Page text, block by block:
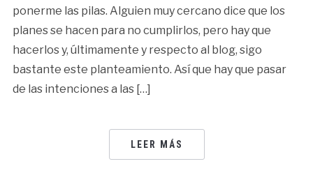
ponerme las pilas. Alguien muy cercano dice que los
planes se hacen para no cumplirlos, pero hay que
hacerlos y, últimamente y respecto al blog, sigo
bastante este planteamiento. Así que hay que pasar
de las intenciones a las […]
LEER MÁS